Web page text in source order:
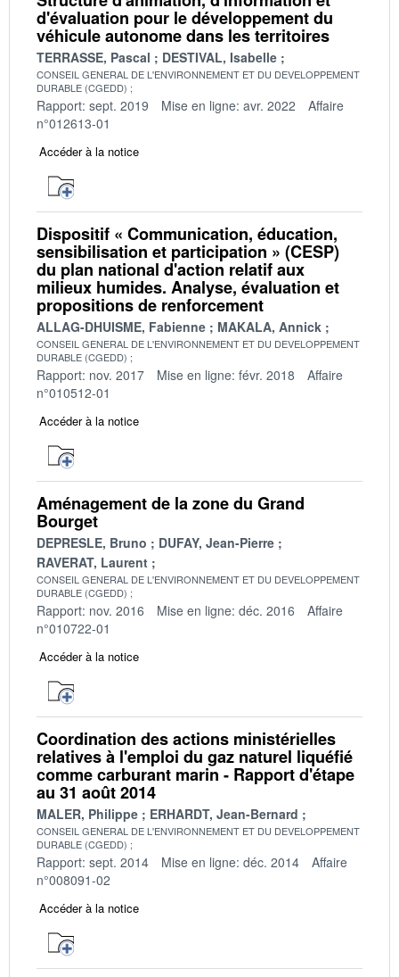
d'évaluation pour le développement du
véhicule autonome dans les territoires
TERRASSE, Pascal DESTIVAL, Isabelle
CONSEIL GENERAL DE L'ENVIRONNEMENT ET DU DEVELOPPEMENT
DURABLE (CGEDD)
Rapport: sept. 2019 Mise en ligne: avr. 2022
Affaire
n°012613-01
Accéder à la notice
Dispositif « Communication, éducation,
sensibilisation et participation » (CESP)
du plan national d'action relatif aux
milieux humides. Analyse, évaluation et
propositions de renforcement
ALLAG-DHUISME, Fabienne MAKALA, Annick
CONSEIL GENERAL DE L'ENVIRONNEMENT ET DU DEVELOPPEMENT
DURABLE (CGEDD)
Rapport: nov. 2017 Mise en ligne: févr. 2018
Affaire
n°010512-01
Accéder à la notice
Aménagement de la zone du Grand
Bourget
DEPRESLE, Bruno
DUFAY, Jean-Pierre
RAVERAT, Laurent
CONSEIL GENERAL DE L'ENVIRONNEMENT ET DU DEVELOPPEMENT
DURABLE (CGEDD)
Rapport: nov. 2016 Mise en ligne: déc. 2016
Affaire
n°010722-01
Accéder à la notice
Coordination des actions ministérielles
relatives à l'emploi du gaz naturel liquéfié
comme carburant marin - Rapport d'étape
au 31 août 2014
MALER, Philippe ERHARDT, Jean-Bernard
CONSEIL GENERAL DE L'ENVIRONNEMENT ET DU DEVELOPPEMENT
DURABLE (CGEDD)
Rapport: sept. 2014 Mise en ligne: déc. 2014
Affaire
n°008091-02
Accéder à la notice